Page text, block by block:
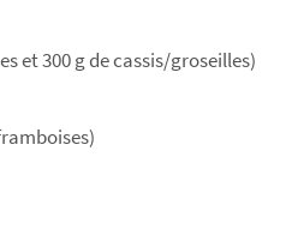
et 300 g de cassis/groseilles)